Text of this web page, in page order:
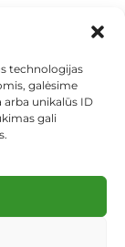
technologijas
galėsime
unikalūs ID
gali
POLITIKA